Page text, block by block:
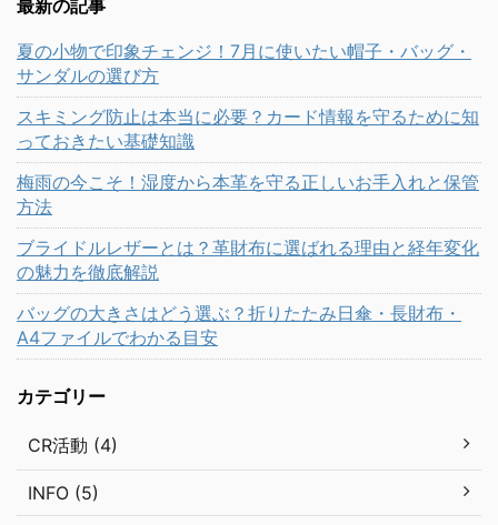
最新の記事
夏の小物で印象チェンジ！7月に使いたい帽子・バッグ・
サンダルの選び方
スキミング防止は本当に必要？カード情報を守るために知
っておきたい基礎知識
梅雨の今こそ！湿度から本革を守る正しいお手入れと保管
方法
ブライドルレザーとは？革財布に選ばれる理由と経年変化
の魅力を徹底解説
バッグの大きさはどう選ぶ？折りたたみ日傘・長財布・
A4ファイルでわかる目安
カテゴリー
CR活動 (4)
INFO (5)